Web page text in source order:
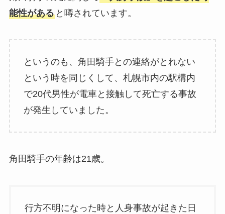
能性があると噂されています。
というのも、角田騎手との連絡がとれない
という時を同じくして、札幌市内の駅構内
で20代男性が電車と接触して死亡する事故
が発生していました。
角田騎手の年齢は21歳。
行方不明になった時と人身事故が起きた日